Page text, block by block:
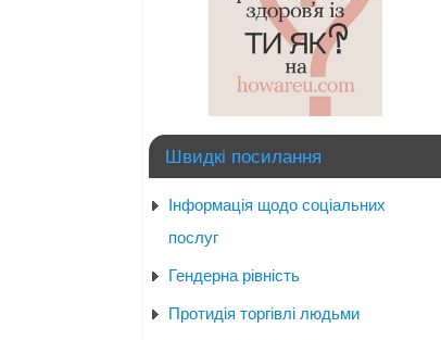
Швидкі посилання
Інформація щодо соціальних
послуг
Гендерна рівність
Протидія торгівлі людьми